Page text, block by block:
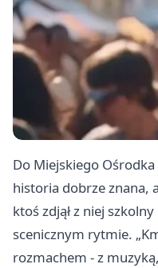
Do Miejskiego
historia dobrze znana,
ktoś zdjął z niej
scenicznym rytmie.
rozmachem - z